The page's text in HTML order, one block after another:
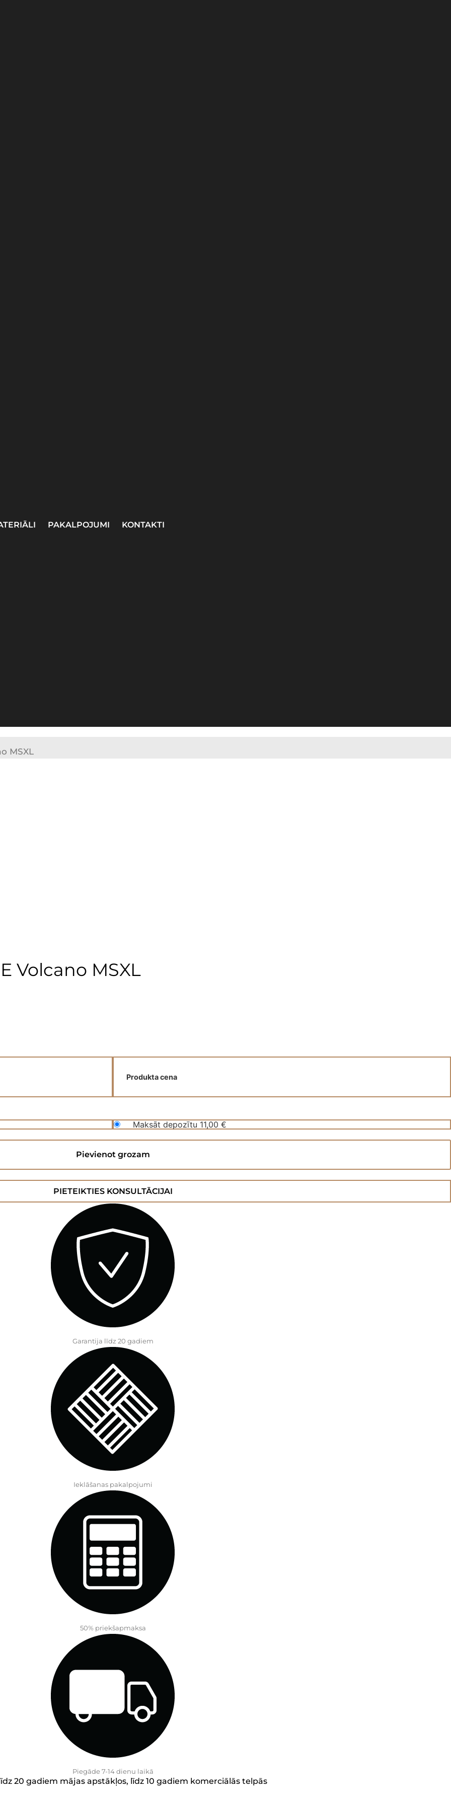
PAKALPOJUMI KONTAKTI
MSXL
Volcano MSXL
Produkta cena
Maksāt depozītu 11,00 €
Pievienot grozam
PIETEIKTIES KONSULTĀCIJAI
Garantija līdz 20 gadiem
Ieklāšanas pakalpojumi
50% priekšapmaksa
Piegāde 7-14 dienu laikā
20 gadiem mājas apstākļos, līdz 10 gadiem komerciālās telpās